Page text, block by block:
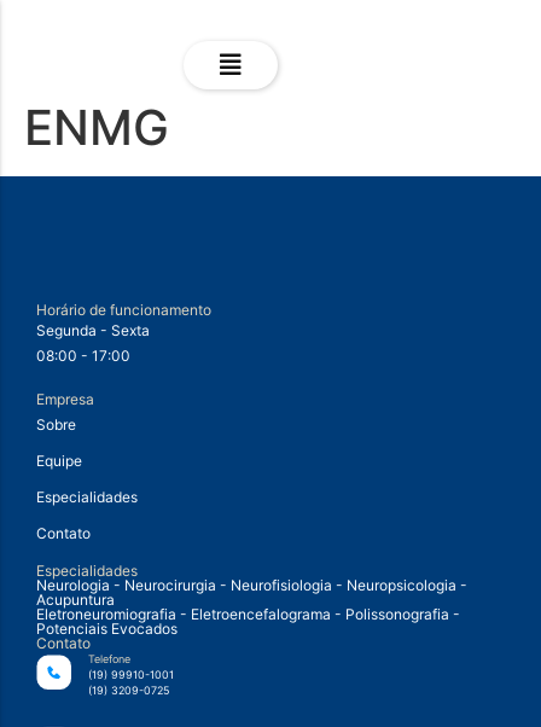
ENMG
Horário de funcionamento
Segunda - Sexta
08:00 - 17:00
Empresa
Sobre
Equipe
Especialidades
Contato
Especialidades
Neurologia - Neurocirurgia - Neurofisiologia - Neuropsicologia -
Acupuntura
Eletroneuromiografia - Eletroencefalograma - Polissonografia -
Potenciais Evocados
Contato
Telefone
(19) 99910-1001
(19) 3209-0725